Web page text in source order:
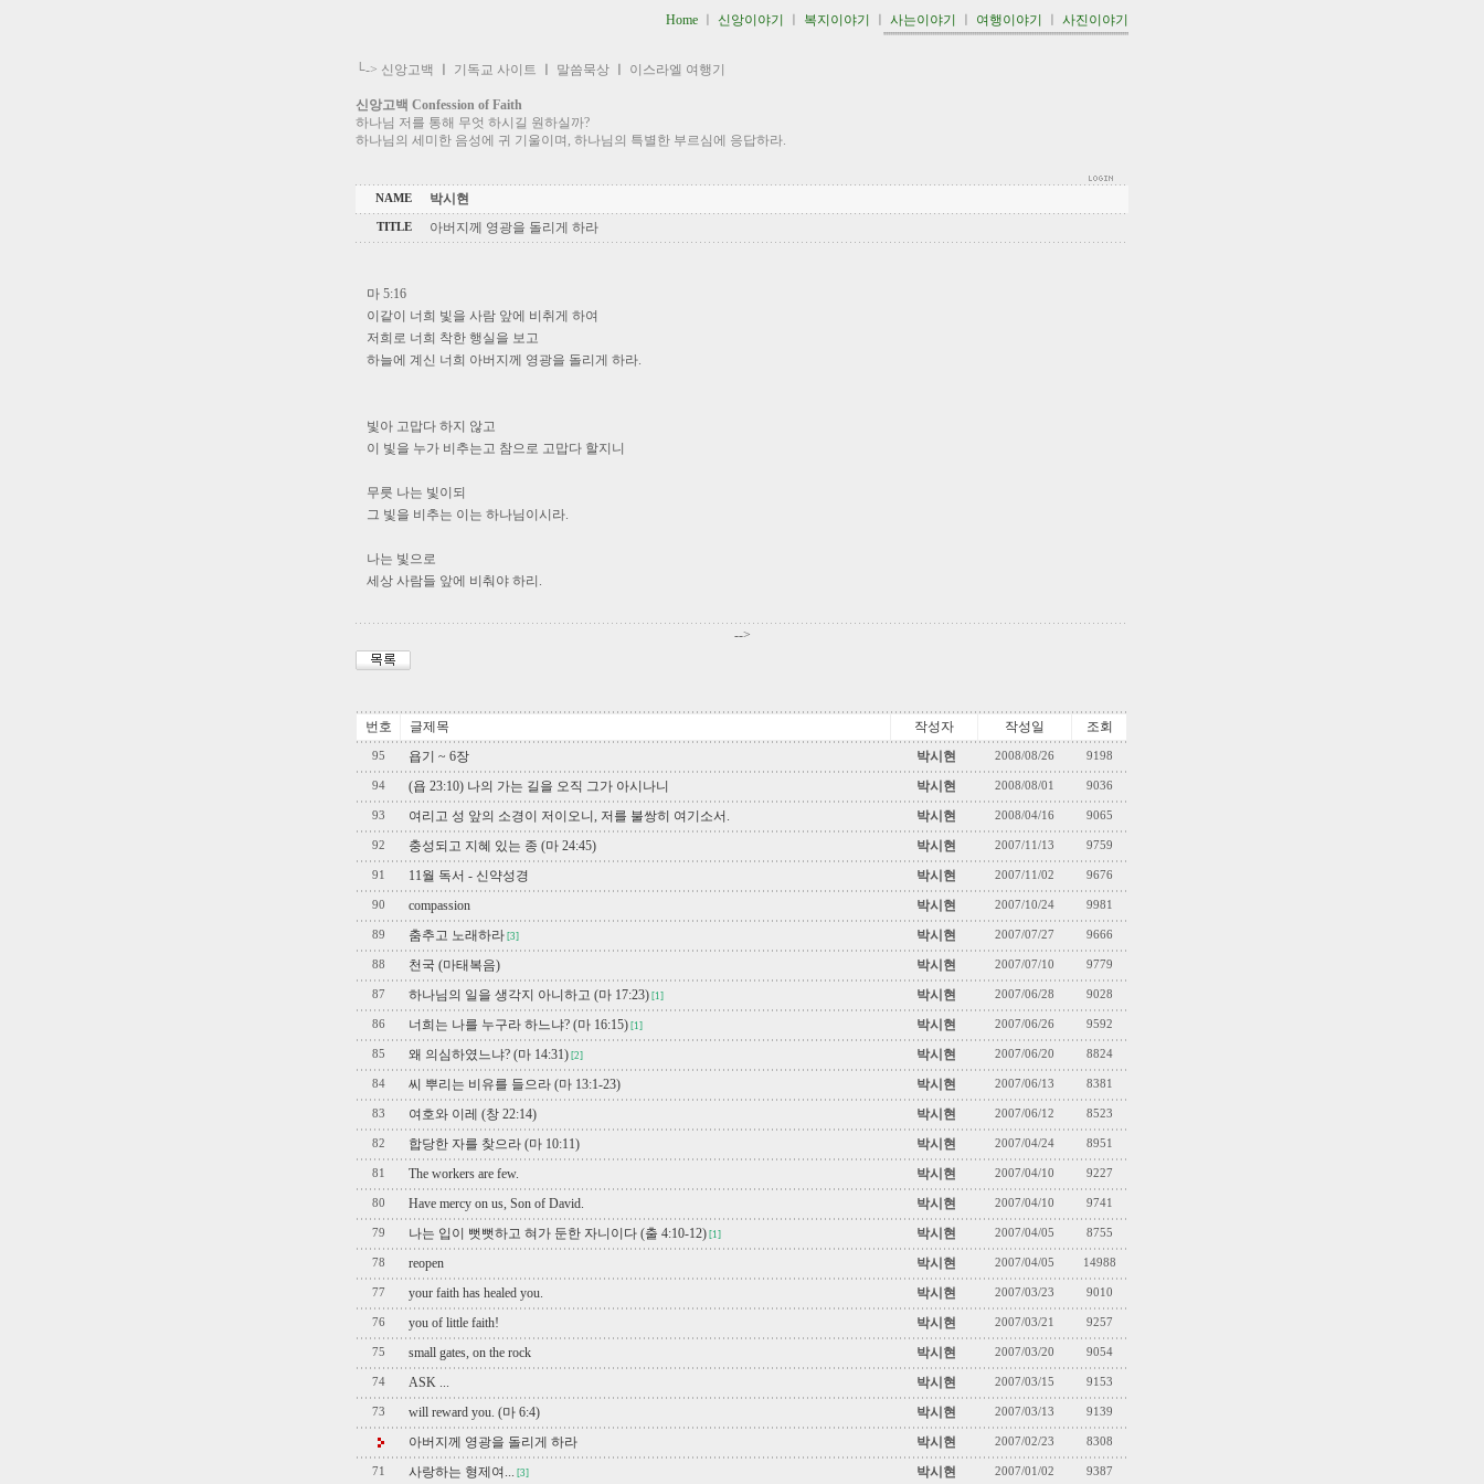
Home 신앙이야기 복지이야기 사는이야기 여행이야기
사진이야기
'''''''''''''''''''''''''''''''''''''''''''''''''''''''''''''''''''''''''''''''''''''''''''''''''''''''''''''''
└-> 신앙고백 기독교 사이트 말씀묵상 이스라엘 여행기
신앙고백 Confession of Faith
하나님 저를 통해 무엇 하시길 원하실까?
하나님의 세미한 음성에 귀 기울이며, 하나님의 특별한 부르심에 응답하라.
NAME 박시현
TITLE 아버지께 영광을 돌리게 하라
마 5:16
이같이 너희 빛을 사람 앞에 비취게 하여
저희로 너희 착한 행실을 보고
하늘에 계신 너희 아버지께 영광을 돌리게 하라.
빛아 고맙다 하지 않고
이 빛을 누가 비추는고 참으로 고맙다 할지니
무릇 나는 빛이되
그 빛을 비추는 이는 하나님이시라.
나는 빛으로
세상 사람들 앞에 비춰야 하리.
-->
번호 글제목 작성자 작성일 조회
95 욥기 ~ 6장 박시현 2008/08/26 9198
94 (욥 23:10) 나의 가는 길을 오직 그가 아시나니 박시현 2008/08/01 9036
93 여리고 성 앞의 소경이 저이오니, 저를 불쌍히 여기소서. 박시현 2008/04/16 9065
92 충성되고 지혜 있는 종 (마 24:45) 박시현 2007/11/13 9759
91 11월 독서 - 신약성경 박시현 2007/11/02 9676
90 compassion 박시현 2007/10/24 9981
89 춤추고 노래하라 [3] 박시현 2007/07/27 9666
88 천국 (마태복음) 박시현 2007/07/10 9779
87 하나님의 일을 생각지 아니하고 (마 17:23) [1] 박시현 2007/06/28 9028
86 너희는 나를 누구라 하느냐? (마 16:15) [1] 박시현 2007/06/26 9592
85 왜 의심하였느냐? (마 14:31) [2] 박시현 2007/06/20 8824
84 씨 뿌리는 비유를 들으라 (마 13:1-23) 박시현 2007/06/13 8381
83 여호와 이레 (창 22:14) 박시현 2007/06/12 8523
82 합당한 자를 찾으라 (마 10:11) 박시현 2007/04/24 8951
81 The workers are few. 박시현 2007/04/10 9227
80 Have mercy on us, Son of David. 박시현 2007/04/10 9741
79 나는 입이 뻣뻣하고 혀가 둔한 자니이다 (출 4:10-12) [1] 박시현 2007/04/05 8755
78 reopen 박시현 2007/04/05 14988
77 your faith has healed you. 박시현 2007/03/23 9010
76 you of little faith! 박시현 2007/03/21 9257
75 small gates, on the rock 박시현 2007/03/20 9054
74 ASK ... 박시현 2007/03/15 9153
73 will reward you. (마 6:4) 박시현 2007/03/13 9139
아버지께 영광을 돌리게 하라 박시현 2007/02/23 8308
71 사랑하는 형제여... [3] 박시현 2007/01/02 9387